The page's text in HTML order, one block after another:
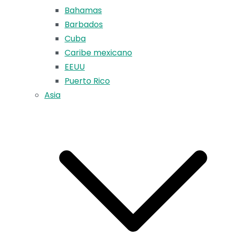
Bahamas
Barbados
Cuba
Caribe mexicano
EEUU
Puerto Rico
Asia